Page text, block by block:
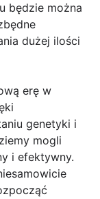
będzie można
dużej ilości
erę w
genetyki i
mogli
i efektywny.